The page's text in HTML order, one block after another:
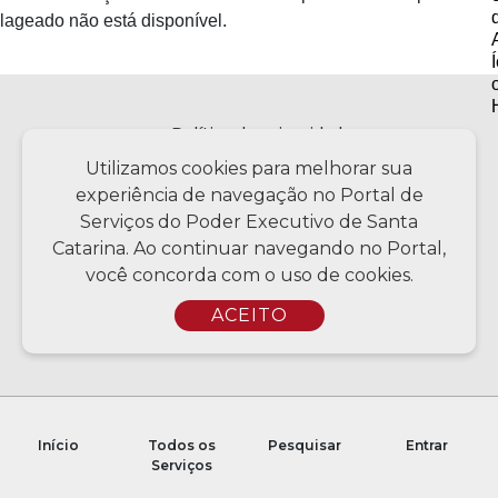
Início
Todos os
Serviços
Pesquisar Entrar
lageado não está disponível.
Política de privacidade
Copyright © 2026 Todos os Direitos Reservados SC - Governo de
Santa Catarina | Desenvolvimento - CIASC | Coordenação - SCTI
Utilizamos cookies para melhorar sua
experiência de navegação no Portal de
Serviços do Poder Executivo de Santa
Catarina. Ao continuar navegando no Portal,
você concorda com o uso de cookies.
ACEITO